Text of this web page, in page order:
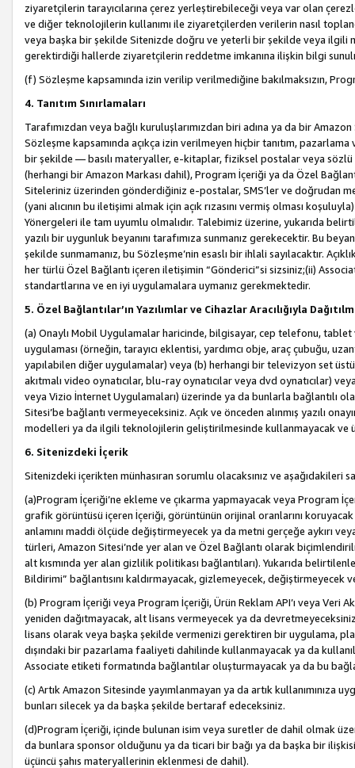
ziyaretçilerin tarayıcılarına çerez yerleştirebileceği veya var olan
ve diğer teknolojilerin kullanımı ile ziyaretçilerden verilerin nasıl
veya başka bir şekilde Sitenizde doğru ve yeterli bir şekilde veya ilgili
gerektirdiği hallerde ziyaretçilerin reddetme imkanına ilişkin bilgi
(f) Sözleşme kapsamında izin verilip verilmediğine bakılmaksızın,
4. Tanıtım Sınırlamaları
Tarafımızdan veya bağlı kuruluşlarımızdan biri adına ya da bir
Sözleşme kapsamında açıkça izin verilmeyen hiçbir tanıtım,
bir şekilde — basılı materyaller, e-kitaplar, fiziksel postalar veya sözlü
(herhangi bir Amazon Markası dahil), Program İçeriği ya da Özel
Siteleriniz üzerinden gönderdiğiniz e-postalar, SMS’ler ve doğrudan
(yani alıcının bu iletişimi almak için açık rızasını vermiş olması
Yönergeleri ile tam uyumlu olmalıdır. Talebimiz üzerine, yukarıda
yazılı bir uygunluk beyanını tarafımıza sunmanız gerekecektir. Bu
şekilde sunmamanız, bu Sözleşme’nin esaslı bir ihlali sayılacaktır.
her türlü Özel Bağlantı içeren iletişimin “Gönderici”si sizsiniz;(ii)
standartlarına ve en iyi uygulamalara uymanız gerekmektedir.
5. Özel Bağlantılar’ın Yazılımlar ve Cihazlar Aracılığıyla
(a) Onaylı Mobil Uygulamalar haricinde, bilgisayar, cep telefonu,
uygulaması (örneğin, tarayıcı eklentisi, yardımcı obje, araç çubuğu,
yapılabilen diğer uygulamalar) veya (b) herhangi bir televizyon set
akıtmalı video oynatıcılar, blu-ray oynatıcılar veya dvd oynatıcılar)
veya Vizio İnternet Uygulamaları) üzerinde ya da bunlarla bağlantılı
Sitesi’be bağlantı vermeyeceksiniz. Açık ve önceden alınmış yazılı
modelleri ya da ilgili teknolojilerin geliştirilmesinde kullanmayacak ve
6. Sitenizdeki İçerik
Sitenizdeki içerikten münhasıran sorumlu olacaksınız ve aşağıdakileri
(a)Program İçeriği’ne ekleme ve çıkarma yapmayacak veya Program
grafik görüntüsü içeren İçeriği, görüntünün orijinal oranlarını
anlamını maddi ölçüde değiştirmeyecek ya da metni gerçeğe aykırı
türleri, Amazon Sitesi’nde yer alan ve Özel Bağlantı olarak
alt kısmında yer alan gizlilik politikası bağlantıları). Yukarıda
Bildirimi” bağlantısını kaldırmayacak, gizlemeyecek,
(b) Program İçeriği veya Program İçeriği, Ürün Reklam API’ı veya Veri
yeniden dağıtmayacak, alt lisans vermeyecek ya da
lisans olarak veya başka şekilde vermenizi gerektiren bir uygulama,
dışındaki bir pazarlama faaliyeti dahilinde kullanmayacak ya da
Associate etiketi formatında bağlantılar oluşturmayacak ya da bu
(c) Artık Amazon Sitesinde yayımlanmayan ya da artık kullanımınıza
bunları silecek ya da başka şekilde bertaraf edeceksiniz.
(d)Program İçeriği, içinde bulunan isim veya suretler de dahil olmak
da bunlara sponsor olduğunu ya da ticari bir bağı ya da başka bir
üçüncü şahıs materyallerinin eklenmesi de dahil).